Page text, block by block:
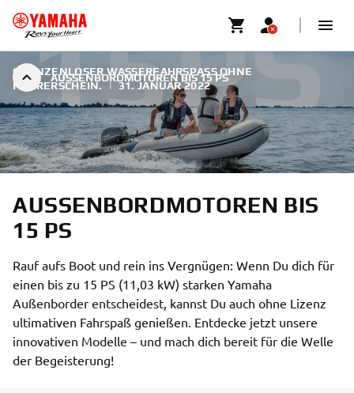
AUSSENBORDMOTOREN BIS 15 PS
GRENZENLOSER WASSERFAHRSPASS OHNE F
ÜHRERSCHEIN.
| 31. JANUAR 2022
AUSSENBORDMOTOREN BIS 1
5 PS
Rauf aufs Boot und rein ins Vergnügen: Wenn Du dich für
einen bis zu 15 PS (11,03 kW) starken Yamaha
Außenborder entscheidest, kannst Du auch ohne Lizenz
ultimativen Fahrspaß genießen. Entdecke jetzt unsere
innovativen Modelle – und mach dich bereit für die Welle
der Begeisterung!